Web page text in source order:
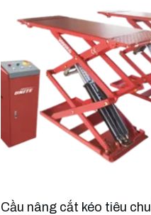
Cầu nâng cắt kéo tiêu